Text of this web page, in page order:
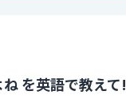
を英語で教えて!